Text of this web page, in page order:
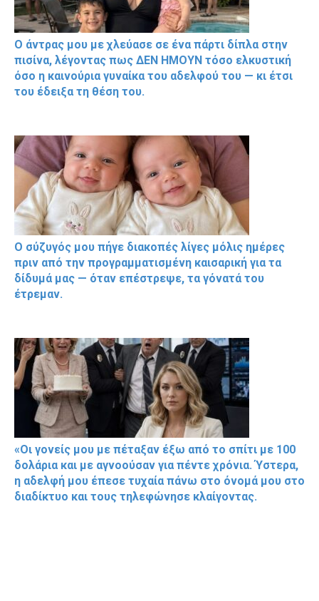
Ο άντρας μου με χλεύασε σε ένα πάρτι δίπλα στην
πισίνα, λέγοντας πως ΔΕΝ ΗΜΟΥΝ τόσο ελκυστική
όσο η καινούρια γυναίκα του αδελφού του — κι έτσι
του έδειξα τη θέση του.
Ο σύζυγός μου πήγε διακοπές λίγες μόλις ημέρες
πριν από την προγραμματισμένη καισαρική για τα
δίδυμά μας — όταν επέστρεψε, τα γόνατά του
έτρεμαν.
«Οι γονείς μου με πέταξαν έξω από το σπίτι με 100
δολάρια και με αγνοούσαν για πέντε χρόνια. Ύστερα,
η αδελφή μου έπεσε τυχαία πάνω στο όνομά μου στο
διαδίκτυο και τους τηλεφώνησε κλαίγοντας.